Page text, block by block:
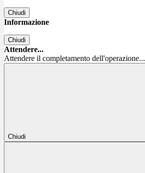
Chiudi
Informazione
Chiudi
Attendere...
Attendere il completamento dell'operazione...
Chiudi